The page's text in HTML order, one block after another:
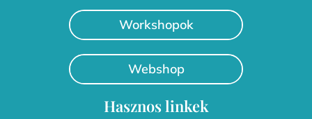
Workshopok
Webshop
Hasznos linkek